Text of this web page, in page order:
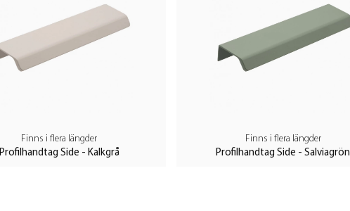
Finns i flera längder
Profilhandtag Side - Kalkgrå
Finns i flera längder
Profilhandtag Side - Salviagrön